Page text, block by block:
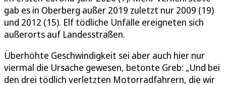
gab es in Oberberg außer 2019 zuletzt nur 2009 (19)
und 2012 (15). Elf tödliche Unfälle ereigneten sich
außerorts auf Landesstraßen.
Überhöhte Geschwindigkeit sei aber auch hier nur
viermal die Ursache gewesen, betonte Greb: „Und bei
den drei tödlich verletzten Motorradfahrern, die wir